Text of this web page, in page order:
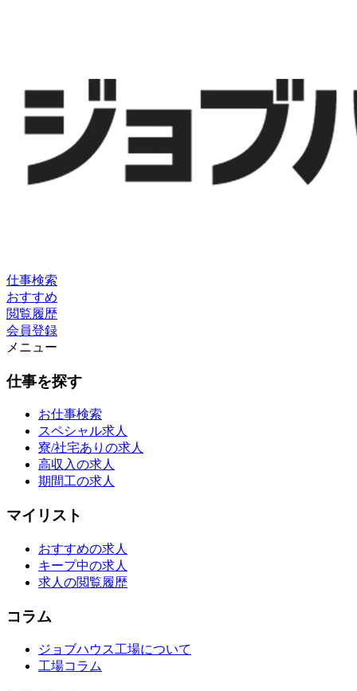
仕事検索
おすすめ
閲覧履歴
会員登録
メニュー
仕事を探す
お仕事検索
スペシャル求人
寮/社宅ありの求人
高収入の求人
期間工の求人
マイリスト
おすすめの求人
キープ中の求人
求人の閲覧履歴
コラム
ジョブハウス工場について
工場コラム